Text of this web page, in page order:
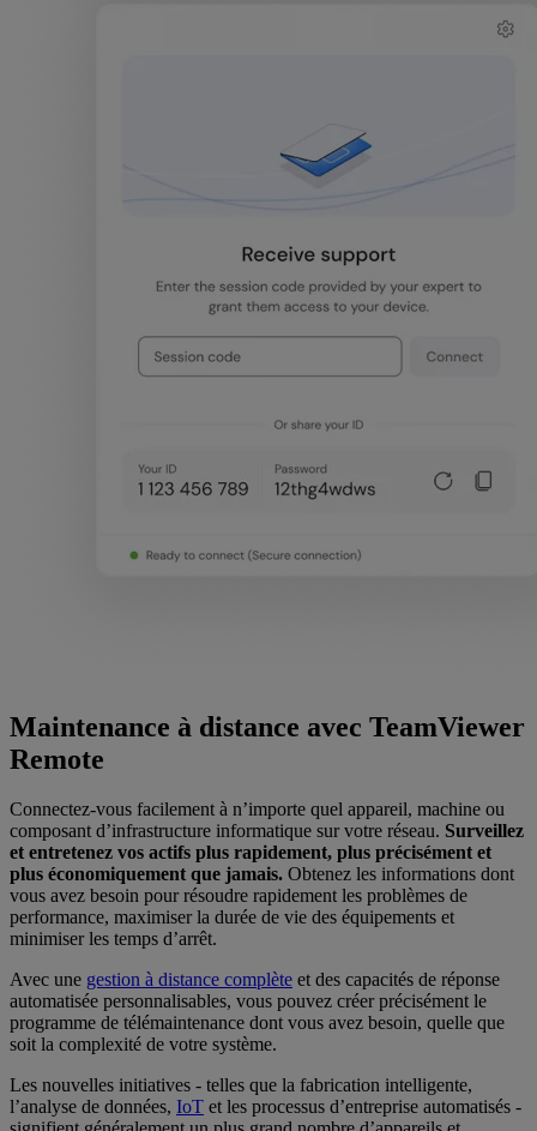
Maintenance à distance avec TeamViewer
Remote
Connectez-vous facilement à n’importe quel appareil, machine ou
composant d’infrastructure informatique sur votre réseau. Surveillez
et entretenez vos actifs plus rapidement, plus précisément et
plus économiquement que jamais. Obtenez les informations dont
vous avez besoin pour résoudre rapidement les problèmes de
performance, maximiser la durée de vie des équipements et
minimiser les temps d’arrêt.
Avec une gestion à distance complète et des capacités de réponse
automatisée personnalisables, vous pouvez créer précisément le
programme de télémaintenance dont vous avez besoin, quelle que
soit la complexité de votre système.
Les nouvelles initiatives - telles que la fabrication intelligente,
l’analyse de données, IoT et les processus d’entreprise automatisés -